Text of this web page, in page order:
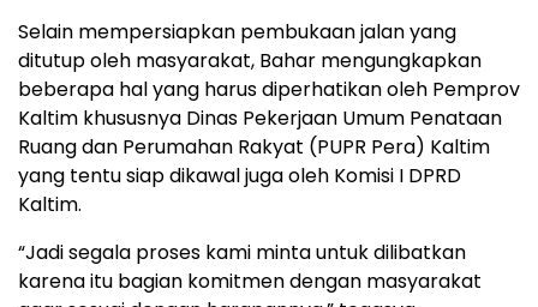
Selain mempersiapkan pembukaan jalan yang
ditutup oleh masyarakat, Bahar mengungkapkan
beberapa hal yang harus diperhatikan oleh Pemprov
Kaltim khususnya Dinas Pekerjaan Umum Penataan
Ruang dan Perumahan Rakyat (PUPR Pera) Kaltim
yang tentu siap dikawal juga oleh Komisi I DPRD
Kaltim.
“Jadi segala proses kami minta untuk dilibatkan
karena itu bagian komitmen dengan masyarakat